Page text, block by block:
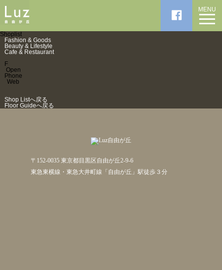
MENU
Shoplist
Fashion & Goods
Beauty & Lifestyle
Cafe & Restaurant
F
Open
Phone
Web
Shop Listへ戻る
Floor Guideへ戻る
〒152-0035 東京都目黒区自由が丘2-9-6
東急東横線・東急大井町線「自由が丘」駅徒歩３分